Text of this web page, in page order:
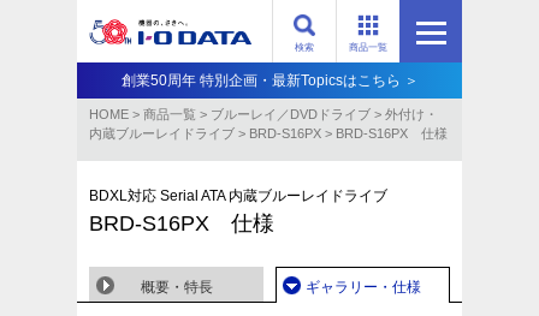
商品一覧
検索
創業50周年 特別企画・最新Topicsはこちら ＞
HOME > 商品一覧 > ブルーレイ／DVDドライブ > 外付け・
内蔵ブルーレイドライブ > BRD-S16PX > BRD-S16PX 仕様
BDXL対応 Serial ATA 内蔵ブルーレイドライブ
BRD-S16PX 仕様
概要・特長 ギャラリー・仕様